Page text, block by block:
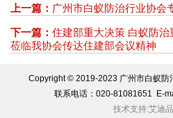
上一篇： 广州市白蚁防治行业协会
下一篇： 住建部重大决策 白蚁防
莅临我协会传达住建部会议精神
Copyright © 2019-2023 广州市白蚁防
联系电话：020-81081651 E-
技术支持:艾迪